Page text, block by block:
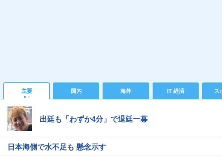
主要 国内 海外 IT 経済 ス
出廷も「わずか4分」で退廷一幕
日本海側で水不足も 懸念示す